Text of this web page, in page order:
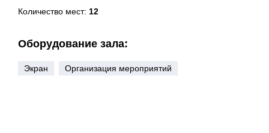
Количество мест: 12
Оборудование зала:
Экран Организация мероприятий